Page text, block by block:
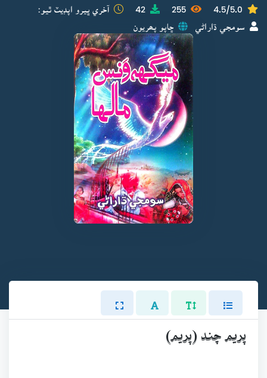
4.5/5.0
255
42 آخري ڀيرو اپڊيٽ ٿيو:
سومجي ڌاراڻي ڇاپو پھريون
پريم چند (پريم)